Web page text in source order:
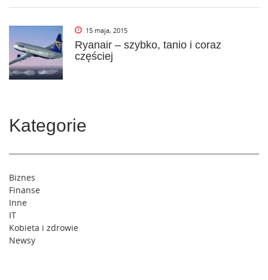
15 maja, 2015
Ryanair – szybko, tanio i coraz
częściej
Kategorie
Biznes
Finanse
Inne
IT
Kobieta i zdrowie
Newsy